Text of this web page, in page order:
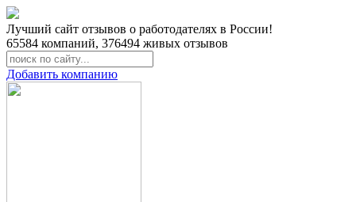
Лучший сайт отзывов о работодателях в России!
65584 компаний, 376494 живых отзывов
Добавить компанию